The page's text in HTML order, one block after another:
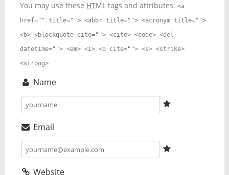
You may use these HTMLtags and attributes: <a
href="" title=""> <abbr title=""> <acronym title="">
<b> <blockquote cite=""> <cite> <code> <del
datetime=""> <em> <i> <q cite=""> <s> <strike>
<strong>
Name
Email
Website